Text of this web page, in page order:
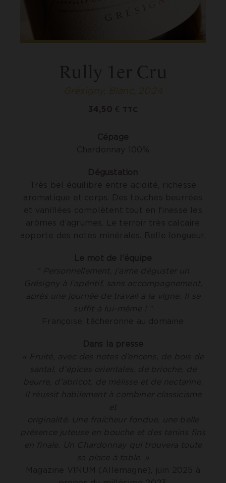
Rully 1er Cru
Grésigny, Blanc, 2024
34,50 € TTC
Cépage
Chardonnay 100%
Dégustation
Très bel équilibre entre acidité, richesse
aromatique et corps. Des touches beurrées
et vanillées complètent tout en finesse les
arômes d’agrumes. Le terroir très calcaire
apporte des notes minérales. Belle longueur.
Le mot de l’équipe
“ Personnellement, j’aime déguster un
Grésigny à l’apéritif, sans accompagnement,
après une journée de travail à la vigne. Il se
suffit à lui-même ! ”
Françoise, tâcheronne au domaine
Dans la presse
« Fruité, avec des notes d’encens, de bois de
santal, d’épices orientales, de brioche, de
beurre, d’abricot, de mélisse et de nectarine.
Il réussit habilement à combiner classicisme
et
originalité. Une fraîcheur fondue, une belle
présence juteuse en bouche et des tanins fins
en finale. Un Chardonnay qui trouvera toute
sa place à table. »
Magazine VINUM (Allemagne), juin 2025 à